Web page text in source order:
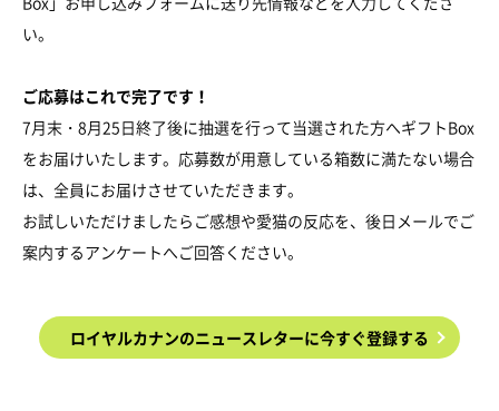
い。
ご応募はこれで完了です！
7月末・8月25日終了後に抽選を行って当選された方へギフトBox
をお届けいたします。応募数が用意している箱数に満たない場合
は、全員にお届けさせていただきます。
お試しいただけましたらご感想や愛猫の反応を、後日メールでご
案内するアンケートへご回答ください。
ロイヤルカナンのニュースレターに今すぐ登録する